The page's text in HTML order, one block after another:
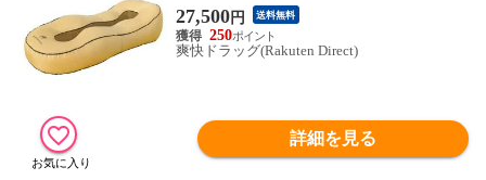
27,500円 送料無料
250
爽快ドラッグ(Rakuten Direct)
詳細を見る